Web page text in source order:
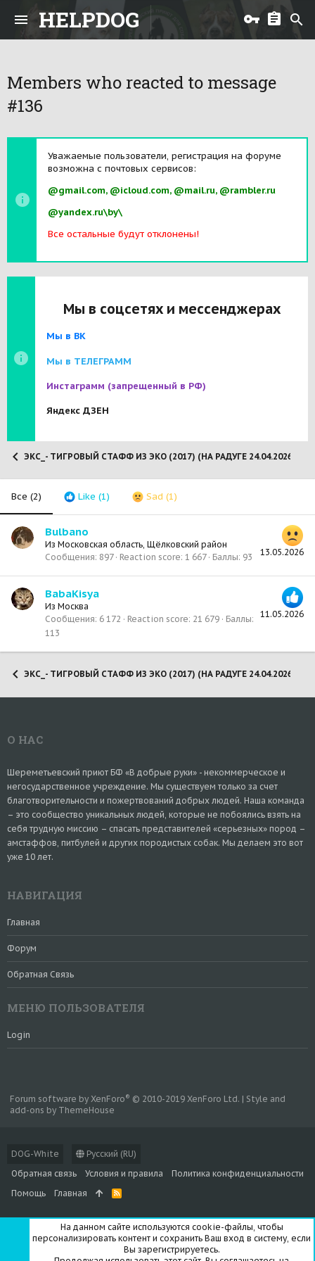
HELPDOG
Members who reacted to message
#136
Уважаемые пользователи, регистрация на форуме
возможна с почтовых сервисов:
@gmail.com, @icloud.com, @mail.ru, @rambler.ru
@yandex.ru\by\
Все остальные будут отклонены!
Мы в соцсетях и мессенджерах
Мы в ВК
Мы в ТЕЛЕГРАММ
Инстаграмм (запрещенный в РФ)
Яндекс ДЗЕН
ЭКС_- ТИГРОВЫЙ СТАФФ ИЗ ЭКО (2017) (НА РАДУГЕ 24.04.2026)
Все (2) Like (1) Sad (1)
13.05.2026
Bulbano
Из Московская область, Щёлковский район
Сообщения 897 Reaction score 1 667 Баллы 93
11.05.2026
BabaKisya
Из Москва
Сообщения 6 172 Reaction score 21 679
Баллы
113
ЭКС_- ТИГРОВЫЙ СТАФФ ИЗ ЭКО (2017) (НА РАДУГЕ 24.04.2026)
О НАС
Шереметьевский приют БФ «В добрые руки» - некоммерческое и
негосударственное учреждение. Мы существуем только за счет
благотворительности и пожертвований добрых людей. Наша команда
– это сообщество уникальных людей, которые не побоялись взять на
себя трудную миссию – спасать представителей «серьезных» пород –
амстаффов, питбулей и других породистых собак. Мы делаем это вот
уже 10 лет.
НАВИГАЦИЯ
Главная
Форум
Обратная Связь
МЕНЮ ПОЛЬЗОВАТЕЛЯ
Login
DOG-White
Русский (RU)
Обратная связь
Условия и правила
Политика конфиденциальности
Помощь
Главная
R
S
Forum software by XenForo® © 2010-2019 XenForo Ltd. | Style and
add-ons by ThemeHouse
На данном сайте используются cookie-файлы, чтобы
персонализировать контент и сохранить Ваш вход в систему, если
Вы зарегистрируетесь.